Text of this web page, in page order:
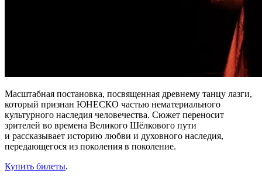
Масштабная постановка, посвященная древнему танцу лазги,
который признан ЮНЕСКО частью нематериального
культурного наследия человечества. Сюжет переносит
зрителей во времена Великого Шёлкового пути
и рассказывает историю любви и духовного наследия,
передающегося из поколения в поколение.
Купить билеты.